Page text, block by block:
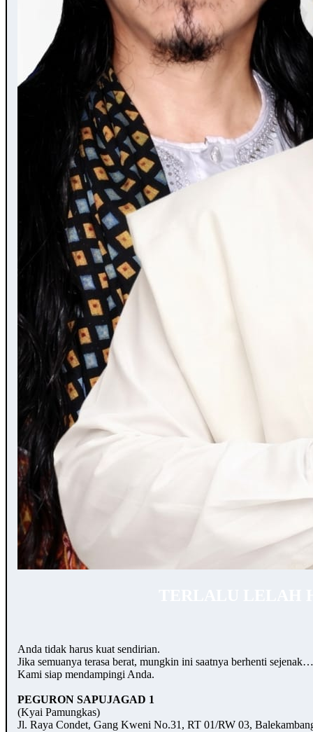
Anda tidak harus kuat sendirian.
Jika semuanya terasa berat, mungkin ini saatnya berhenti
Kami siap mendampingi Anda.
PEGURON SAPUJAGAD 1
(Kyai Pamungkas)
Jl. Raya Condet, Gang Kweni No.31, RT 01/RW 03,